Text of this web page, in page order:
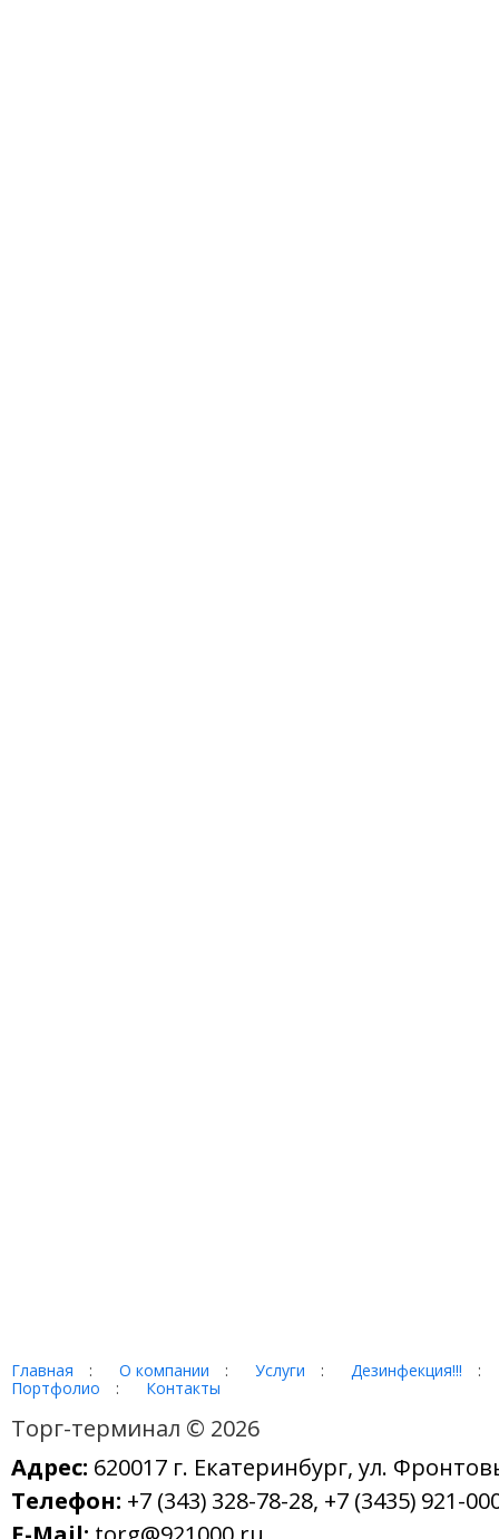
Дезинфекция!!!
Портфолио
Контакты
Торг-терминал © 2026
Адрес: 620017 г. Екатеринбург, ул.
Телефон: +7 (343) 328-78-28, +7 (3435) 921-
E-Mail: torg@921000.ru